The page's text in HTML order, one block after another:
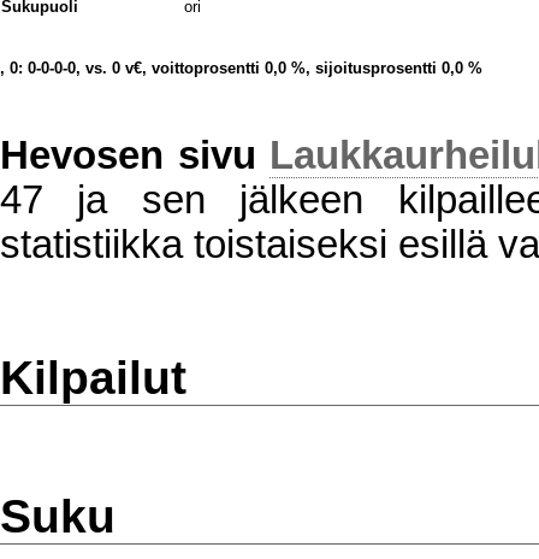
Sukupuoli
ori
, 0: 0-0-0-0, vs. 0 v€, voittoprosentti 0,0 %, sijoitusprosentti 0,0 %
Hevosen sivu
47 ja sen jälkeen
statistiikka toistaiseksi esillä
Kilpailut
Suku